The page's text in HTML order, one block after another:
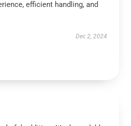
efficient handling, and
Dec 2, 2024